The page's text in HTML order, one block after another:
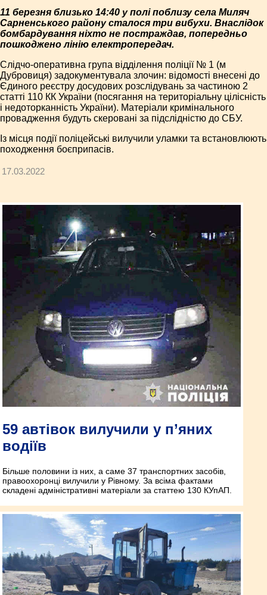
11 березня близько 14:40 у полі поблизу села Миляч
Сарненського району сталося три вибухи. Внаслідок
бомбардування ніхто не постраждав, попередньо
пошкоджено лінію електропередач.
Слідчо-оперативна група відділення поліції № 1 (м
Дубровиця) задокументувала злочин: відомості внесені до
Єдиного реєстру досудових розслідувань за частиною 2
статті 110 КК України (посягання на територіальну цілісність
і недоторканність України). Матеріали кримінального
провадження будуть скеровані за підслідністю до СБУ.
Із місця події поліцейські вилучили уламки та встановлюють
походження боєприпасів.
17.03.2022
59 автівок вилучили у п’яних
водіїв
Більше половини із них, а саме 37 транспортних засобів,
правоохоронці вилучили у Рівному. За всіма фактами
складені адміністративні матеріали за статтею 130 КУпАП.